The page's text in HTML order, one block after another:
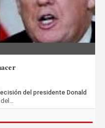
del presidente Donald